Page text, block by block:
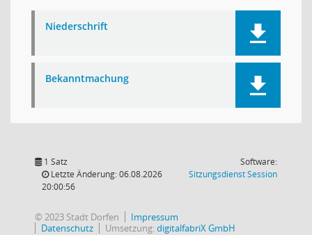
Niederschrift
Bekanntmachung
1 Satz
Letzte Änderung: 06.08.2026
20:00:56
Software:
SitzungsdienstSession(Wird in
© 2023 Stadt Dorfen
Impressum
Datenschutz
Umsetzung:digitalfabriX GmbH